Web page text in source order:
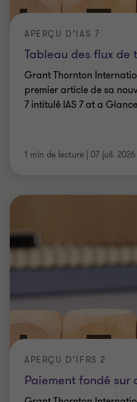
Tableau des flux de
APERÇU D’IAS 7
Grant Thornton
premier article de sa
7 intitulé IAS 7 at a
1 min de lecture | 07 juil. 2026
Paiement fondé sur
APERÇU D’IFRS 2